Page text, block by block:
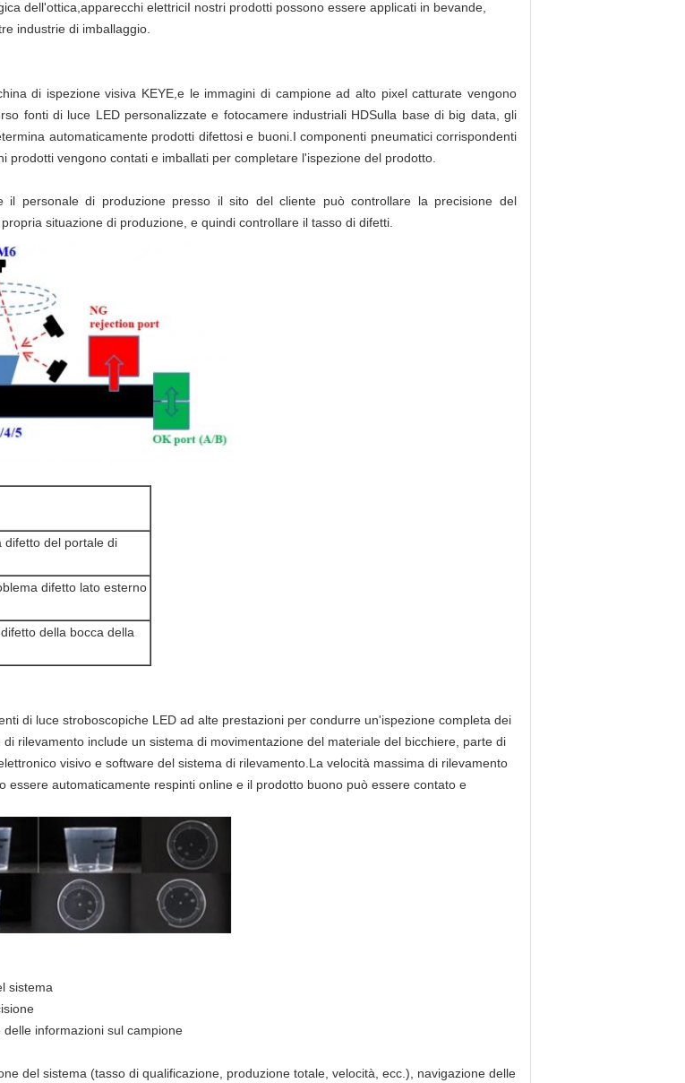
dell'ottica,apparecchi elettriciI nostri prodotti possono essere applicati in bevande,
industrie di imballaggio.
di ispezione visiva KEYE,e le immagini di campione ad alto pixel catturate vengono
fonti di luce LED personalizzate e fotocamere industriali HDSulla base di big data, gli
automaticamente prodotti difettosi e buoni.I componenti pneumatici corrispondenti
vengono contati e imballati per completare l'ispezione del prodotto.
personale di produzione presso il sito del cliente può controllare la precisione del
situazione di produzione, e quindi controllare il tasso di difetti.
difetto del portale di
difetto lato esterno
della bocca della
di luce stroboscopiche LED ad alte prestazioni per condurre un'ispezione completa dei
rilevamento include un sistema di movimentazione del materiale del bicchiere, parte di
visivo e software del sistema di rilevamento.La velocità massima di rilevamento
automaticamente respinti online e il prodotto buono può essere contato e
sistema
informazioni sul campione
del sistema (tasso di qualificazione, produzione totale, velocità, ecc.), navigazione delle